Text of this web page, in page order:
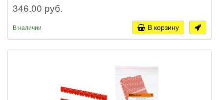
346.00 руб.
В наличии В корзину